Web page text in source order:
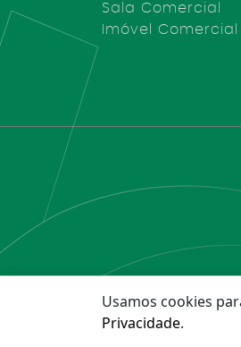
Usamos cookies
Privacidade.
Sala Comercial
Imóvel Comercial